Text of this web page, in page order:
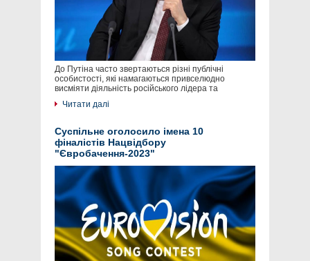
До Путіна часто звертаються різні публічні
особистості, які намагаються привселюдно
висміяти діяльність російського лідера та
Читати далі
Суспільне оголосило імена 10
фіналістів Нацвідбору
"Євробачення-2023"